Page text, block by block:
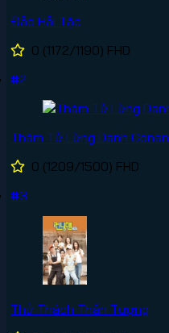
Đảo Hải Tặc
0 (1172/1190) FHD
#2
Thám Tử Lừng Danh Conan
0 (1209/1500) FHD
#3
Thử Thách Thần Tượng